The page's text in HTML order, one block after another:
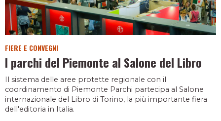
FIERE E CONVEGNI
I parchi del Piemonte al Salone del Libro
Il sistema delle aree protette regionale con il
coordinamento di Piemonte Parchi partecipa al Salone
internazionale del Libro di Torino, la più importante fiera
dell'editoria in Italia.